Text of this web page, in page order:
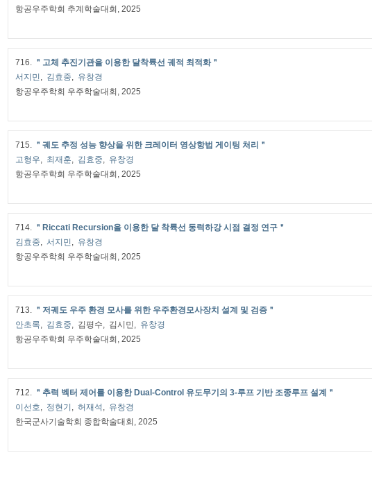
항공우주학회 추계학술대회, 2025
716. ＂고체 추진기관을 이용한 달착륙선 궤적 최적화＂
서지민 , 김효중, 유창경
항공우주학회 우주학술대회, 2025
715. ＂궤도 추정 성능 향상을 위한 크레이터 영상항법 게이팅 처리＂
고형우, 최재훈, 김효중, 유창경
항공우주학회 우주학술대회, 2025
714. ＂Riccati Recursion을 이용한 달 착륙선 동력하강 시점 결정 연구＂
김효중, 서지민 , 유창경
항공우주학회 우주학술대회, 2025
713. ＂저궤도 우주 환경 모사를 위한 우주환경모사장치 설계 및 검증＂
안초록, 김효중, 김평수, 김시민, 유창경
항공우주학회 우주학술대회, 2025
712. ＂추력 벡터 제어를 이용한 Dual-Control 유도무기의 3-루프 기반 조종루프 설계＂
이선호, 정현기 , 허재석 , 유창경
한국군사기술학회 종합학술대회, 2025